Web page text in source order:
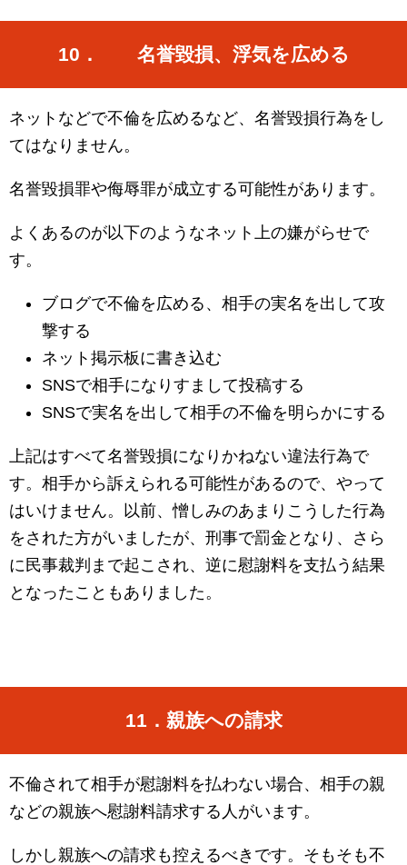
10． 名誉毀損、浮気を広める
ネットなどで不倫を広めるなど、名誉毀損行為をし
てはなりません。
名誉毀損罪や侮辱罪が成立する可能性があります。
よくあるのが以下のようなネット上の嫌がらせで
す。
ブログで不倫を広める、相手の実名を出して攻
撃する
ネット掲示板に書き込む
SNSで相手になりすまして投稿する
SNSで実名を出して相手の不倫を明らかにする
上記はすべて名誉毀損になりかねない違法行為で
す。相手から訴えられる可能性があるので、やって
はいけません。以前、憎しみのあまりこうした行為
をされた方がいましたが、刑事で罰金となり、さら
に民事裁判まで起こされ、逆に慰謝料を支払う結果
となったこともありました。
11 ．親族への請求
不倫されて相手が慰謝料を払わない場合、相手の親
などの親族へ慰謝料請求する人がいます。
しかし親族への請求も控えるべきです。そもそも不